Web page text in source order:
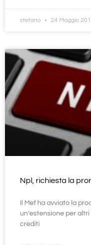
stefano 24 Maggio
Npl, richiesta la
Il Mef ha avviato la
un’estensione per
crediti